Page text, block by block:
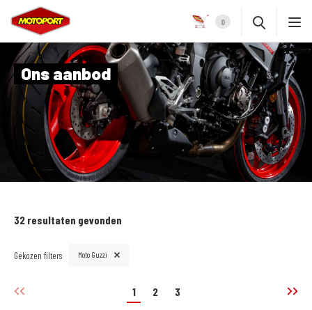
0
Ons aanbod
32 resultaten gevonden
Gekozen filters Moto Guzzi
1 2 3